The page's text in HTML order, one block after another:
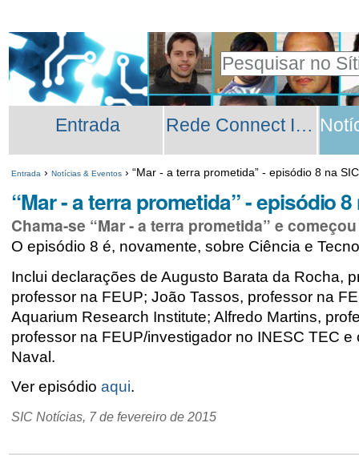
para
o
conteúdo.
para
a
navegação
Pessoais
Pesquisar
Pesquisa
Avançada…
Secções
Entrada Rede Connect INESC TEC
Entrada › Notícias & Eventos › “Mar - a terra prometida” - episódio 8 na
“Mar - a terra prometida” - episódio
Chama-se “Mar - a terra prometida” e
O episódio 8 é, novamente, sobre Ciência e
Inclui declarações de Augusto Barata da Rocha,
professor na FEUP; João Tassos, professor na
Aquarium Research Institute; Alfredo Martins,
professor na FEUP/investigador no INESC TEC
Naval.
Ver episódioaqui.
SIC Notícias, 7 de fevereiro de 2015